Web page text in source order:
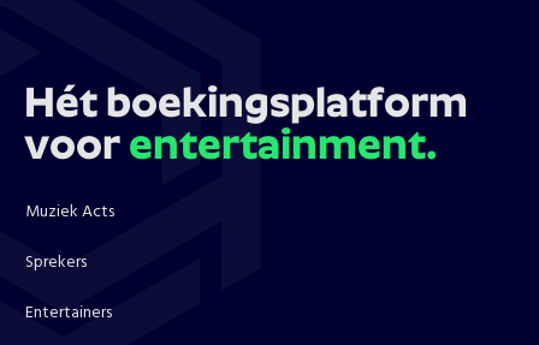
Hét boekingsplatform
voor entertainment.
Muziek Acts
Sprekers
Entertainers